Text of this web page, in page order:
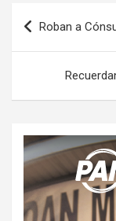
Navegación
de
entradas
Roban a